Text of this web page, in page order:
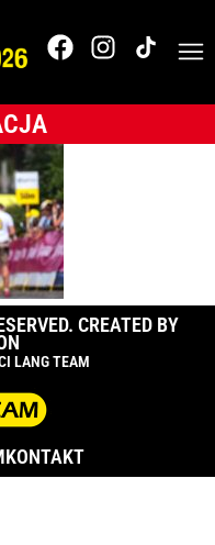
CREATED BY
LANG TEAM
KONTAKT